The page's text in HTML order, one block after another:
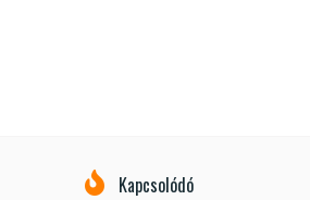
Kapcsolódó